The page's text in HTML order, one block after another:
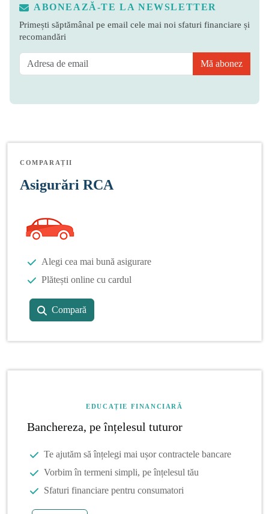
ABONEAZĂ-TE LA NEWSLETTER
Primești săptămânal pe email cele mai noi sfaturi financiare și
recomandări
Mă abonez
COMPARAȚII
Asigurări RCA
Alegi cea mai bună asigurare
Plătești online cu cardul
Compară
EDUCAȚIE FINANCIARĂ
Banchereza, pe înțelesul tuturor
Te ajutăm să înțelegi mai ușor contractele bancare
Vorbim în termeni simpli, pe înțelesul tău
Sfaturi financiare pentru consumatori